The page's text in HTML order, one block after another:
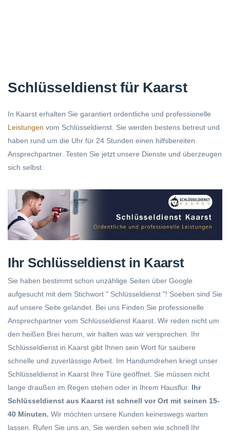
Schlüsseldienst für Kaarst
In Kaarst erhalten Sie garantiert ordentliche und professionelle
Leistungen vom Schlüsseldienst. Sie werden bestens betreut und
haben rund um die Uhr für 24 Stunden einen hilfsbereiten
Ansprechpartner. Testen Sie jetzt unsere Dienste und überzeugen
sich selbst.
Ihr Schlüsseldienst in Kaarst
Sie haben bestimmt schon unzählige Seiten über Google
aufgesucht mit dem Stichwort " Schlüsseldienst "! Soeben sind Sie
auf unsere Seite gelandet. Bei uns Finden Sie professionelle
Ansprechpartner vom Schlüsseldienst Kaarst. Wir reden nicht um
den heißen Brei herum, wir halten was wir versprechen. Ihr
Schlüsseldienst in Kaarst gibt Ihnen sein Wort für saubere
schnelle und zuverlässige Arbeit. Im Handumdrehen kriegt unser
Schlüsseldienst in Kaarst Ihre Türe geöffnet. Sie müssen nicht
lange draußen im Regen stehen oder in Ihrem Hausflur. Ihr
Schlüsseldienst aus Kaarst ist schnell vor Ort mit seinen 15-
40 Minuten. Wir möchten unsere Kunden keineswegs warten
lassen. Rufen Sie uns an, Sie werden sehen wie schnell Ihr